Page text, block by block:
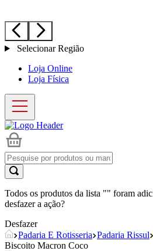
Selecionar Região
Loja Online
Loja Física
Todos os produtos da lista "" foram
desfazer a ação?
Desfazer
Padaria E Rotisseria Padaria Rissul
Biscoito Macron Coco